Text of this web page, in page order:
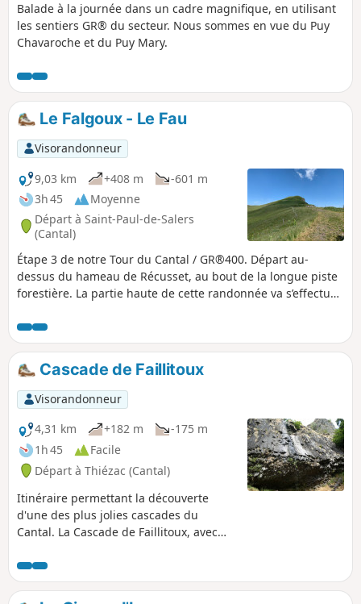
Balade à la journée dans un cadre magnifique, en utilisant
les sentiers GR® du secteur. Nous sommes en vue du Puy
Chavaroche et du Puy Mary.
Le Falgoux - Le Fau
Visorandonneur
9,03 km
+408 m
-601 m
3h 45
Moyenne
Départ à Saint-Paul-de-Salers
(Cantal)
Étape 3 de notre Tour du Cantal / GR®400. Départ au-
dessus du hameau de Récusset, au bout de la longue piste
forestière. La partie haute de cette randonnée va s’effectuer
si certains passages sont ombragés reste exposée.
Cascade de Faillitoux
Visorandonneur
4,31 km
+182 m
-175 m
1h 45
Facile
Départ à Thiézac (Cantal)
Itinéraire permettant la découverte
d'une des plus jolies cascades du
Cantal. La Cascade de Faillitoux, avec
mètres, franchit une coulée de lave avec
des orgues basaltiques au pied de la
cascade. Le joli hameau de